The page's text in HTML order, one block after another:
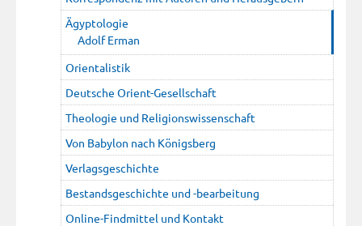
Ägyptologie
Adolf Erman
Orientalistik
Deutsche Orient-Gesellschaft
Theologie und Religionswissenschaft
Von Babylon nach Königsberg
Verlagsgeschichte
Bestandsgeschichte und -bearbeitung
Online-Findmittel und Kontakt